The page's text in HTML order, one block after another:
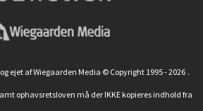
ejet af Wiegaarden Media © Copyright 1995 - 2026 .
ophavsretsloven må der IKKE kopieres indhold fra